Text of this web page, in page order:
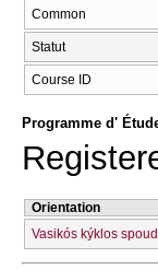
Common
Statut
Course ID
Programme d'
Orientation
Vasikós kýklos